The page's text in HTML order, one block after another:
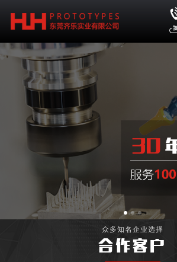
众多知名企业选择
合作客户